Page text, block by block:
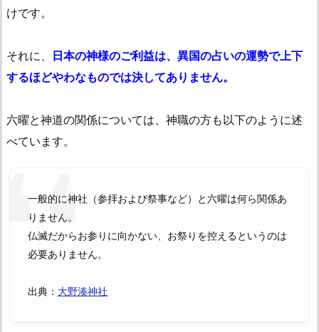
けです。
それに、
日本の神様のご利益は、異国の占いの運勢で上下
するほどやわなものでは決してありません。
六曜と神道の関係については、神職の方も以下のように述
べています。
一般的に神社（参拝および祭事など）と六曜は何ら関係あ
りません。
仏滅だからお参りに向かない、お祭りを控えるというのは
必要ありません。
出典： 大野湊神社